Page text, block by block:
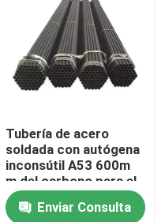
Tubería de acero
soldada con autógena
inconsútil A53 600m
m del carbono para el
petróleo/la sustancia
químicaEnviar Consulta